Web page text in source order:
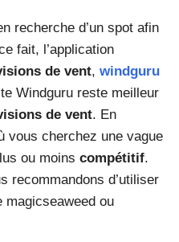
recherche d’un spot afin
fait, l’application
de vent, windguru
Windguru reste meilleur
de vent. En
vous cherchez une vague
ou moins compétitif.
recommandons d’utiliser
magicseaweed ou